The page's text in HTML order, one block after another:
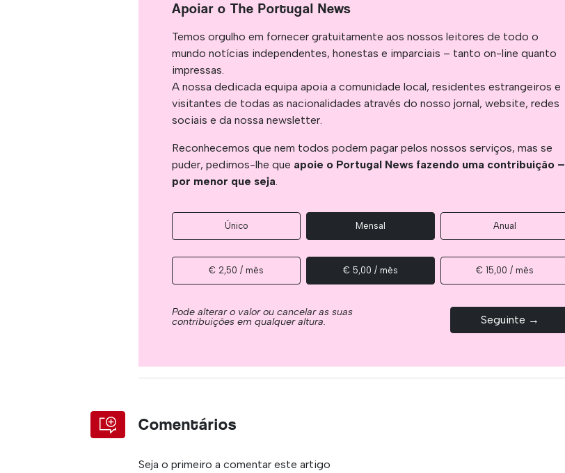
Apoiar o The Portugal News
Temos orgulho em fornecer gratuitamente aos nossos leitores de todo o
mundo notícias independentes, honestas e imparciais – tanto on-line quanto
impressas.
A nossa dedicada equipa apoia a comunidade local, residentes estrangeiros e
visitantes de todas as nacionalidades através do nosso jornal, website, redes
sociais e da nossa newsletter.
Reconhecemos que nem todos podem pagar pelos nossos serviços, mas se
puder, pedimos-lhe que apoie o Portugal News fazendo uma contribuição –
por menor que seja.
Único Mensal Anual
€ 2,50 / mês € 5,00 / mês € 15,00 / mês
Pode alterar o valor ou cancelar as suas
contribuições em qualquer altura. Seguinte →
Comentários
Seja o primeiro a comentar este artigo